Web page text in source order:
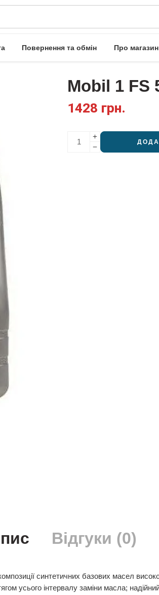
Повернення та обмін Про магазин
Mobil 1 FS
1428 грн.
Відгуки (0)
синтетичних базових масел
усього інтервалу заміни масла;